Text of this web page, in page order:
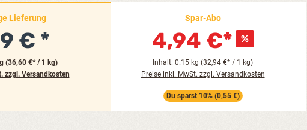
Lieferung
€
(36,60 €* / 1 kg)
zzgl. Versandkosten
Spar-Abo
4,94 €*
Inhalt: 0.15 kg (32,94 €* / 1 kg)
Preise inkl. MwSt. zzgl. Versandkosten
Du sparst 10% (0,55 €)